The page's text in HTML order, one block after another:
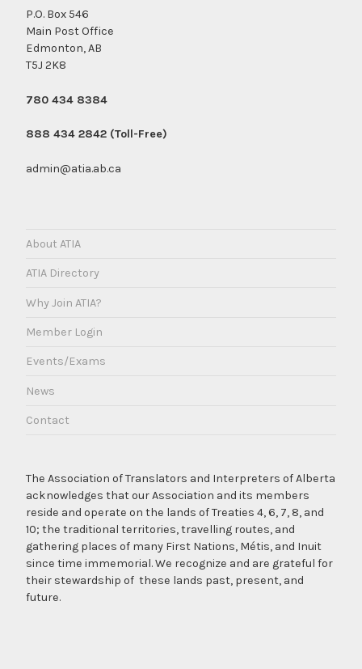
P.O. Box 546
Main Post Office
Edmonton, AB
T5J 2K8
780 434 8384
888 434 2842 (Toll-Free)
admin@atia.ab.ca
About ATIA
ATIA Directory
Why Join ATIA?
Member Login
Events/Exams
News
Contact
The Association of Translators and Interpreters of Alberta
acknowledges that our Association and its members
reside and operate on the lands of Treaties 4, 6, 7, 8, and
10; the traditional territories, travelling routes, and
gathering places of many First Nations, Métis, and Inuit
since time immemorial. We recognize and are grateful for
their stewardship of these lands past, present, and
future.